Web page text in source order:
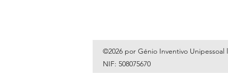
©2026 por Génio Inventivo Unipessoal
NIF: 508075670